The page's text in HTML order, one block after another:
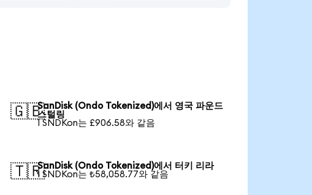
🇬🇧SanDisk (Ondo Tokenized)에서 영국 파운드
스털링
1 SNDKon는 £906.58와 같음
🇹🇷SanDisk (Ondo Tokenized)에서 터키 리라
1 SNDKon는 ₺58,058.77와 같음